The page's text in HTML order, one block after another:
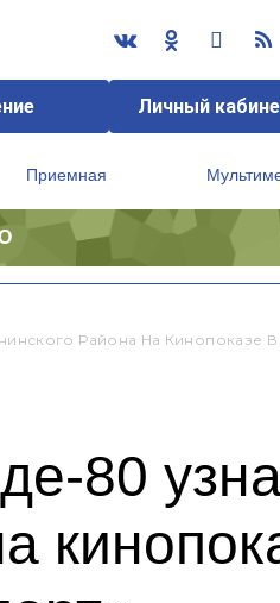
Личный
Приемная
Района На Кинопоказе В
80